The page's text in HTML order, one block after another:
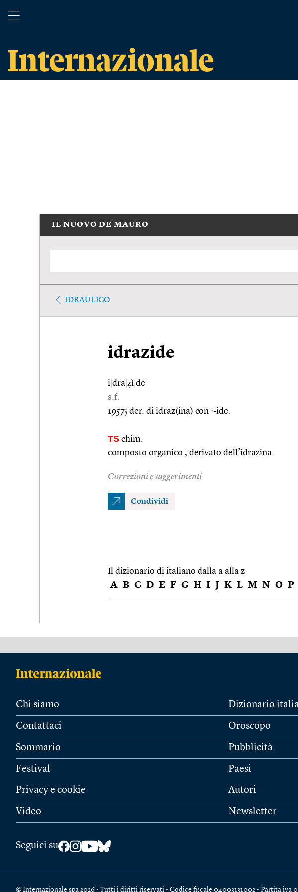
IL NUOVO DE MAURO
IDRAULICO
idrazide
i dra ẓì de
s.f.
1957; der. di idraz(ina) con 1-ide.
TS chim.
composto organico , derivato dell’idrazina
Correzioni e suggerimenti
Condividi
Il dizionario di italiano dalla a alla z
A B C D E F G H I J K L M N O P
Chi siamo
Contattaci
Sommario
Festival
Privacy e cookie
Video
Dizionario
Oroscopo
Pubblicità
Paesi
Autori
Newsletter
Seguici su
© Internazionale spa 2026 • Tutti i diritti riservati • Codice fiscale 04003131002 • Partita iva